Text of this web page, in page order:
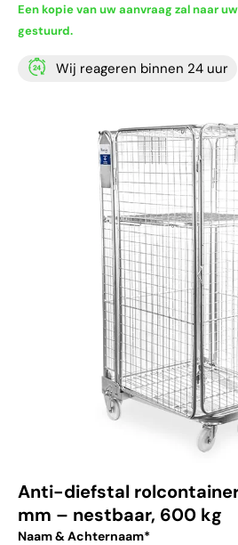
Een kopie van uw aanvraag zal naar
gestuurd.
Wij reageren binnen 24 uur
Anti-diefstal
mm – nestbaar, 600 kg
Naam & Achternaam*